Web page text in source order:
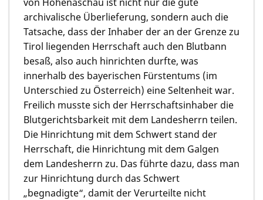
archivalische Überlieferung, sondern auch die
Tatsache, dass der Inhaber der an der Grenze zu
Tirol liegenden Herrschaft auch den Blutbann
besaß, also auch hinrichten durfte, was
innerhalb des bayerischen Fürstentums (im
Unterschied zu Österreich) eine Seltenheit war.
Freilich musste sich der Herrschaftsinhaber die
Blutgerichtsbarkeit mit dem Landesherrn teilen.
Die Hinrichtung mit dem Schwert stand der
Herrschaft, die Hinrichtung mit dem Galgen
dem Landesherrn zu. Das führte dazu, dass man
zur Hinrichtung durch das Schwert
„begnadigte“, damit der Verurteilte nicht